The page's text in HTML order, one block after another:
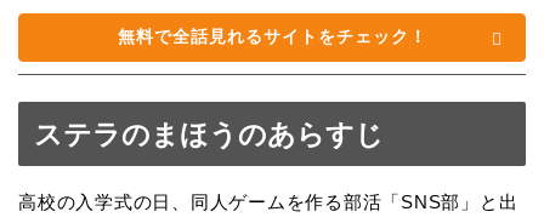
無料で全話見れるサイトをチェック！
ステラのまほうのあらすじ
高校の入学式の日、同人ゲームを作る部活「SNS部」と出